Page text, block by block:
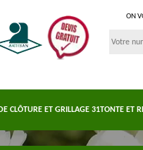
ON
CLÔTURE ET GRILLAGE 31TONTE ET